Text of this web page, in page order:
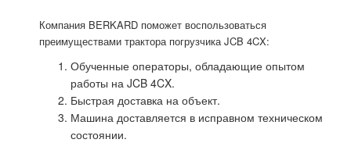
Компания BERKARD поможет воспользоваться
преимуществами трактора погрузчика JCB 4CX:
Обученные операторы, обладающие опытом
работы на JCB 4CX.
Быстрая доставка на объект.
Машина доставляется в исправном техническом
состоянии.